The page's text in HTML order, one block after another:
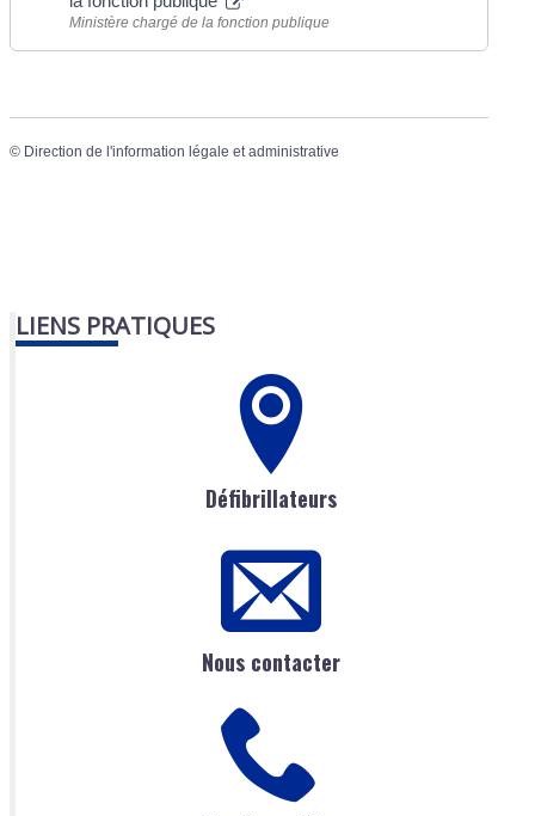
Ministère chargé de la fonction publique
© Direction de l'information légale et administrative
LIENS PRATIQUES
Défibrillateurs
Nous contacter